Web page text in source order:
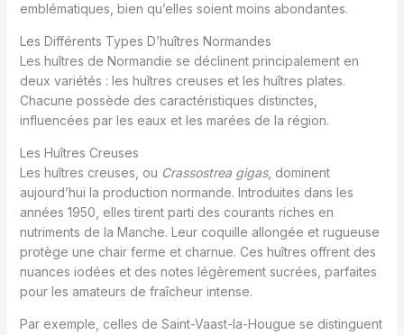
emblématiques, bien qu’elles soient moins abondantes.
Les Différents Types D’huîtres Normandes
Les huîtres de Normandie se déclinent principalement en
deux variétés : les huîtres creuses et les huîtres plates.
Chacune possède des caractéristiques distinctes,
influencées par les eaux et les marées de la région.
Les Huîtres Creuses
Les huîtres creuses, ou Crassostrea gigas, dominent
aujourd’hui la production normande. Introduites dans les
années 1950, elles tirent parti des courants riches en
nutriments de la Manche. Leur coquille allongée et rugueuse
protège une chair ferme et charnue. Ces huîtres offrent des
nuances iodées et des notes légèrement sucrées, parfaites
pour les amateurs de fraîcheur intense.
Par exemple, celles de Saint-Vaast-la-Hougue se distinguent